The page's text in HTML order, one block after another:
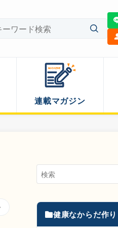
連載マガジン
健康なからだ作り